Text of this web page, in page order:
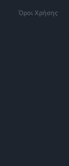
Όροι Χρήσης